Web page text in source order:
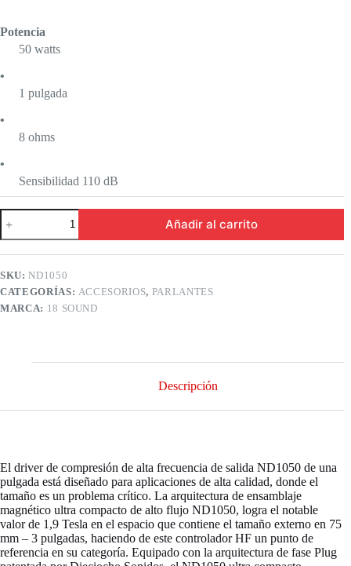
Potencia
50 watts
•
1 pulgada
•
8 ohms
•
Sensibilidad 110 dB
Driver
18
Sound
ND1050
de
Neodimio
de
Añadir al carrito
SKU:ND1050
CATEGORÍAS: ACCESORIOS, PARLANTES
MARCA: 18 SOUND
Descripción
El driver de compresión de alta frecuencia de salida ND1050 de una
pulgada está diseñado para aplicaciones de alta calidad, donde el
tamaño es un problema crítico. La arquitectura de ensamblaje
magnético ultra compacto de alto flujo ND1050, logra el notable
valor de 1,9 Tesla en el espacio que contiene el tamaño externo en 75
mm – 3 pulgadas, haciendo de este controlador HF un punto de
referencia en su categoría. Equipado con la arquitectura de fase Plug